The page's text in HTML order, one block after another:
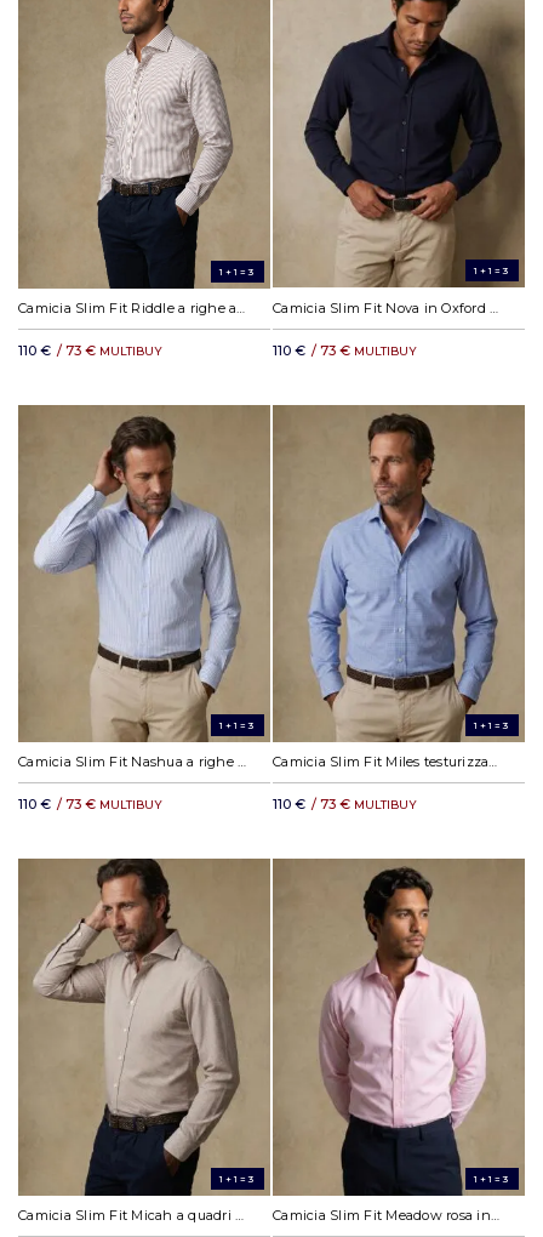
1+1=3
110 € / 73 € MULTIBUY
1+1=3
110 € / 73 € MULTIBUY
1+1=3
110 € / 73 € MULTIBUY
1+1=3
110 € / 73 € MULTIBUY
1+1=3
Camicia Slim Fit Micah a quadri Vichy avana
1+1=3
Camicia Slim Fit Meadow rosa in cotone e Tencel